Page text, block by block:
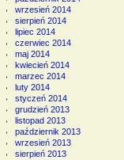
wrzesień 2014
sierpień 2014
lipiec 2014
czerwiec 2014
maj 2014
kwiecień 2014
marzec 2014
luty 2014
styczeń 2014
grudzień 2013
listopad 2013
październik 2013
wrzesień 2013
sierpień 2013